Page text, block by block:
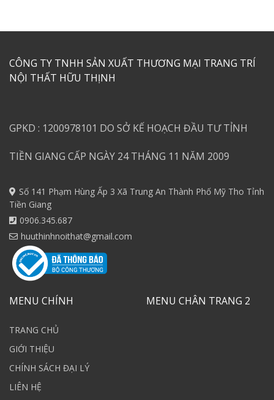
CÔNG TY TNHH SẢN XUẤT THƯƠNG MẠI TRANG TRÍ
NỘI THẤT HỮU THỊNH
GPKD : 1200978101 DO SỞ KẾ HOẠCH ĐẦU TƯ TỈNH
TIỀN GIANG CẤP NGÀY 24 THÁNG 11 NĂM 2009
Số 141 Phạm Hùng Ấp 3 Xã Trung An Thành Phố Mỹ Tho Tỉnh
Tiền Giang
0906.345.687
huuthinhnoithat@gmail.com
MENU CHÍNH
TRANG CHỦ
GIỚI THIỆU
CHÍNH SÁCH ĐẠI LÝ
LIÊN HỆ
MENU CHÂN TRANG 2